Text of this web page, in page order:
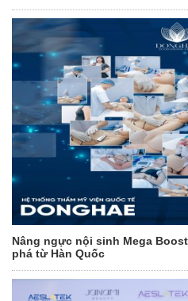
Nâng ngực nội sinh Mega
phá từ Hàn Quốc